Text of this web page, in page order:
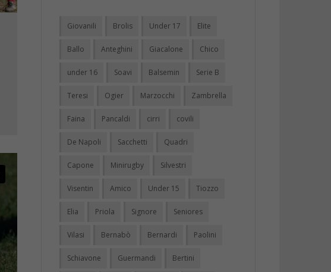
Giovanili Brolis Under 17 Elite
Ballo Anteghini Giacalone Chico
under 16 Soavi Balsemin Serie B
Teresi Ogier Marzocchi Zambrella
Faina Pancaldi cirri covili
De Napoli Sacchetti Quadri
Capone Minirugby Silvestri
Visentin Amico Under 15 Tiozzo
Elia Priola Signore Seniores
Vilasi Bernabò Bernardi Paolini
Schiavone Guermandi Bertini